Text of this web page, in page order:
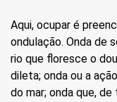
Aqui, ocupar é
ondulação. Onda de
rio que floresce o
dileta; onda ou a
do mar; onda que,